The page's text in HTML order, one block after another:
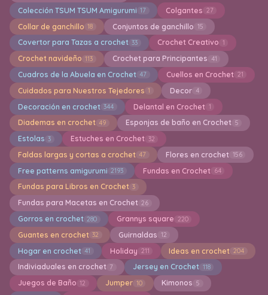
Colección TSUM TSUM Amigurumi 17 Colgantes 27
Collar de ganchillo 18 Conjuntos de ganchillo 15
Covertor para Tazas a crochet 33 Crochet Creativo 1
Crochet navideño 113 Crochet para Principantes 41
Cuadros de la Abuela en Crochet 47 Cuellos en Crochet 21
Cuidados para Nuestros Tejedores 1 Decor 4
Decoración en crochet 344 Delantal en Crochet 1
Diademas en crochet 49 Esponjas de baño en Crochet 5
Estolas 3 Estuches en Crochet 32
Faldas largas y cortas a crochet 47 Flores en crochet 156
Free patterns amigurumi 2193 Fundas en Crochet 64
Fundas para Libros en Crochet 3
Fundas para Macetas en Crochet 26
Gorros en crochet 280 Grannys square 220
Guantes en crochet 32 Guirnaldas 12
Hogar en crochet 41 Holiday 211 Ideas en crochet 204
Indiviaduales en crochet 7 Jersey en Crochet 118
Juegos de Baño 12 Jumper 10 Kimonos 5